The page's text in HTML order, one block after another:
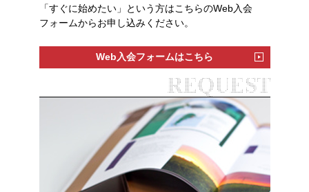
「すぐに始めたい」という方はこちらのWeb入会
フォームからお申し込みください。
Web入会フォームはこちら